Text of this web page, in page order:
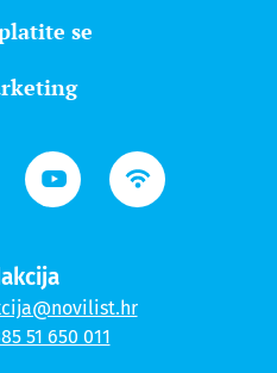
se
51 650 011